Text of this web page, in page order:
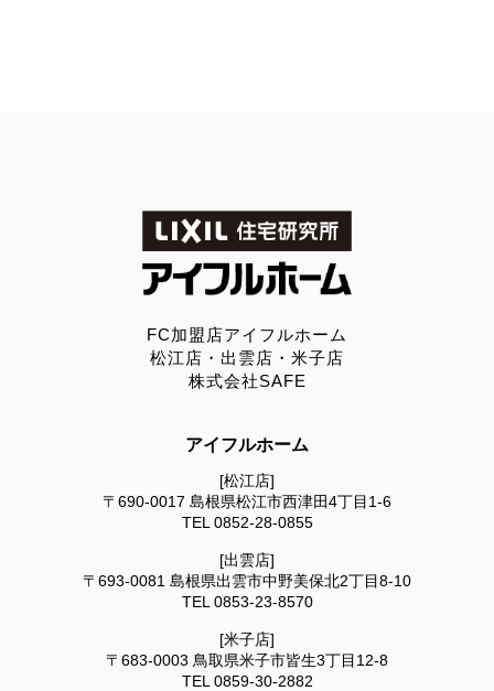
FC加盟店アイフルホーム
松江店・出雲店・米子店
株式会社SAFE
アイフルホーム
[松江店]
〒690-0017 島根県松江市西津田4丁目1-6
TEL 0852-28-0855
[出雲店]
〒693-0081 島根県出雲市中野美保北2丁目8-10
TEL 0853-23-8570
[米子店]
〒683-0003 鳥取県米子市皆生3丁目12-8
TEL 0859-30-2882